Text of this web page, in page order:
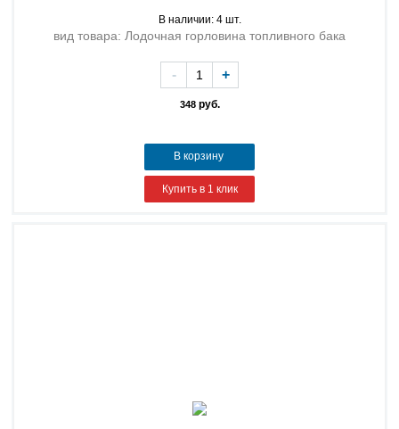
В наличии: 4 шт.
вид товара: Лодочная горловина топливного бака
348руб.
- +
В корзину
Купить в 1 клик